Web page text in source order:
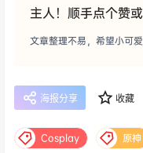
主人！顺手点个赞
文章整理不易，希望小可
海报分享 收藏
Cosplay 原神